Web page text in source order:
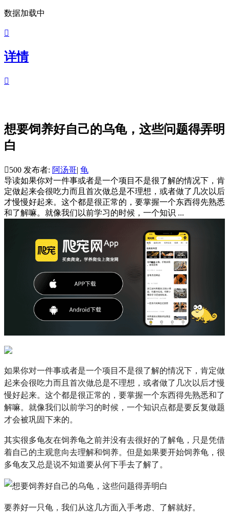
数据加载中

详情

想要饲养好自己的乌龟，这些问题得弄明
白
500 发布者: 阿汤哥| 龟
导读如果你对一件事或者是一个项目不是很了解的情况下，肯
定做起来会很吃力而且首次做总是不理想，或者做了几次以后
才慢慢好起来。这个都是很正常的，要掌握一个东西得先熟悉
和了解嘛。就像我们以前学习的时候，一个知识 ...
如果你对一件事或者是一个项目不是很了解的情况下，肯定做
起来会很吃力而且首次做总是不理想，或者做了几次以后才慢
慢好起来。这个都是很正常的，要掌握一个东西得先熟悉和了
解嘛。就像我们以前学习的时候，一个知识点都是要反复做题
才会被巩固下来的。
其实很多龟友在饲养龟之前并没有去很好的了解龟，只是凭借
着自己的主观意向去理解和饲养。但是如果要开始饲养龟，很
多龟友又总是说不知道要从何下手去了解了。
要养好一只龟，我们从这几方面入手考虑、了解就好。